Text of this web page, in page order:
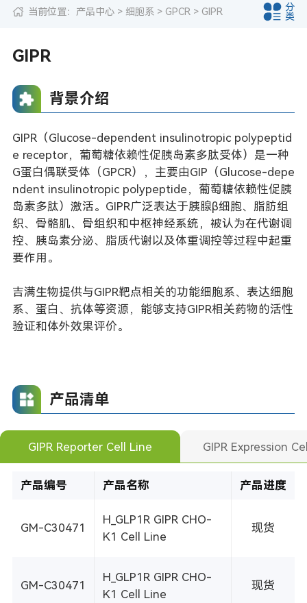
当前位置： 产品中心> 细胞系 > GPCR > GIPR
分
类
GIPR
背景介绍
GIPR（Glucose-dependent insulinotropic polypeptid
e receptor，葡萄糖依赖性促胰岛素多肽受体）是一种
G蛋白偶联受体（GPCR），主要由GIP（Glucose-depe
ndent insulinotropic polypeptide，葡萄糖依赖性促胰
岛素多肽）激活。GIPR广泛表达于胰腺β细胞、脂肪组
织、骨骼肌、骨组织和中枢神经系统，被认为在代谢调
控、胰岛素分泌、脂质代谢以及体重调控等过程中起重
要作用。
吉满生物提供与GIPR靶点相关的功能细胞系、表达细胞
系、蛋白、抗体等资源，能够支持GIPR相关药物的活性
验证和体外效果评价。
产品清单
GIPR Reporter Cell Line GIPR Expression
产品编号 产品名称 产品进度
GM-C30471
H_GLP1R GIPR CHO-
K1 Cell Line
现货
GM-C30471
H_GLP1R GIPR CHO-
K1 Cell Line
现货